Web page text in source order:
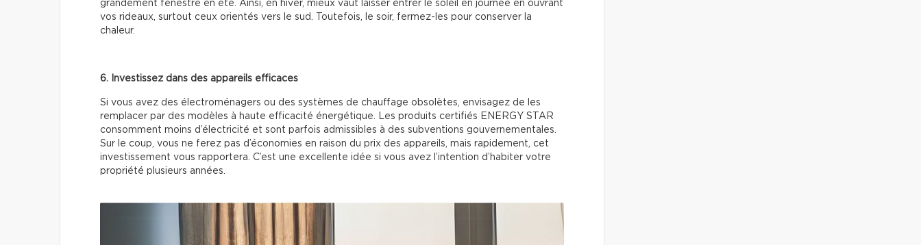
grandement fenestré en été. Ainsi, en hiver, mieux vaut laisser entrer le soleil en journée en ouvrant
vos rideaux, surtout ceux orientés vers le sud. Toutefois, le soir, fermez-les pour conserver la
chaleur.
6. Investissez dans des appareils efficaces
Si vous avez des électroménagers ou des systèmes de chauffage obsolètes, envisagez de les
remplacer par des modèles à haute efficacité énergétique. Les produits certifiés ENERGY STAR
consomment moins d’électricité et sont parfois admissibles à des subventions gouvernementales.
Sur le coup, vous ne ferez pas d’économies en raison du prix des appareils, mais rapidement, cet
investissement vous rapportera. C’est une excellente idée si vous avez l’intention d’habiter votre
propriété plusieurs années.